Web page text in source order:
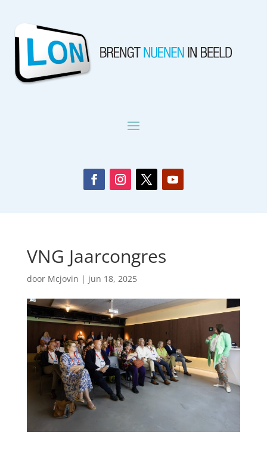
VNG Jaarcongres
door Mcjovin | jun 18, 2025